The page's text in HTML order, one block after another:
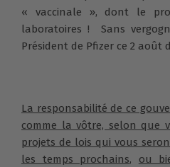
« vaccinale », dont le
laboratoires ! Sans
Président de Pfizer ce 2 août
La responsabilité de ce
comme la vôtre, selon que
projets de lois qui vous
les temps prochains, ou